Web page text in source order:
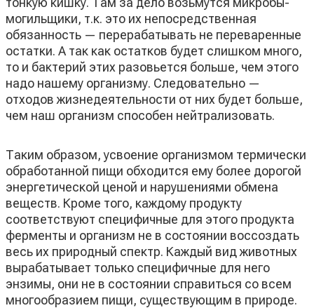
могильщики, т.к. это их непосредственная
обязанность — перерабатывать не переваренные
остатки. А так как остатков будет слишком много,
то и бактерий этих разовьется больше, чем этого
надо нашему организму. Следовательно —
отходов жизнедеятельности от них будет больше,
чем наш организм способен нейтрализовать.
Таким образом, усвоение организмом термически
обработанной пищи обходится ему более дорогой
энергетической ценой и нарушениями обмена
веществ. Кроме того, каждому продукту
соответствуют специфичные для этого продукта
ферменты и организм не в состоянии воссоздать
весь их природный спектр. Каждый вид животных
вырабатывает только специфичные для него
энзимы, они не в состоянии справиться со всем
многообразием пищи, существующим в природе.